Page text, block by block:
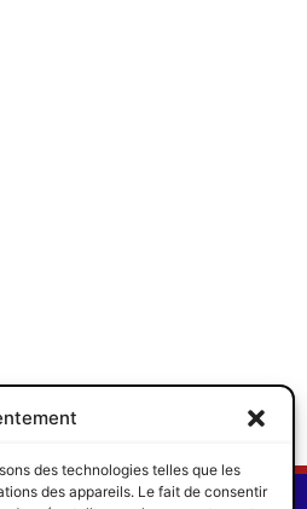
des technologies telles que les
des appareils. Le fait de consentir
NOUS